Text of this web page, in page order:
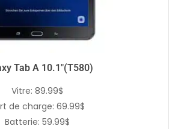
Tab A 10.1″(T580)
Vitre: 89.99$
de charge: 69.99$
Batterie: 59.99$